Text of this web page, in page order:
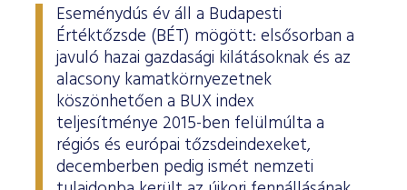
Eseménydús év áll a Budapesti
Értéktőzsde (BÉT) mögött: elsősorban a
javuló hazai gazdasági kilátásoknak és az
alacsony kamatkörnyezetnek
köszönhetően a BUX index
teljesítménye 2015-ben felülmúlta a
régiós és európai tőzsdeindexeket,
decemberben pedig ismét nemzeti